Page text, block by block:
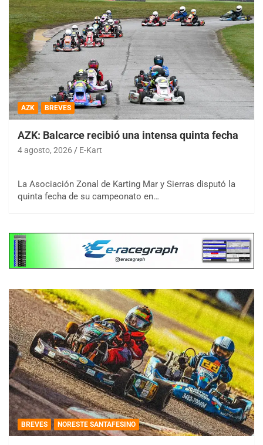
AZK BREVES
AZK: Balcarce recibió una intensa quinta fecha
4 agosto, 2026 E-Kart
La Asociación Zonal de Karting Mar y Sierras disputó la
quinta fecha de su campeonato en…
BREVES NORESTE SANTAFESINO